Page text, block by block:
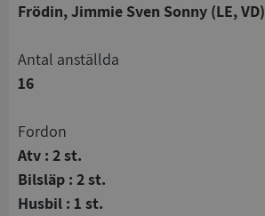
Frödin, Jimmie Sven Sonny (LE, VD)
Antal anställda
16
Fordon
Atv : 2 st.
Bilsläp : 2 st.
Husbil : 1 st.